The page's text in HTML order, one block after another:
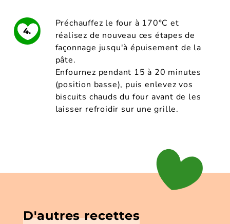
4.
Préchauffez le four à 170°C et
réalisez de nouveau ces étapes de
façonnage jusqu'à épuisement de la
pâte.
Enfournez pendant 15 à 20 minutes
(position basse), puis enlevez vos
biscuits chauds du four avant de les
laisser refroidir sur une grille.
D'autres recettes